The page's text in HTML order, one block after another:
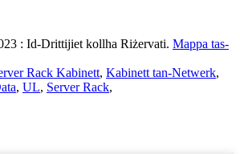
: Id-Drittijiet kollha Riżervati. Mappa tas-
Rack Kabinett, Kabinett tan-Netwerk,
, UL, Server Rack,